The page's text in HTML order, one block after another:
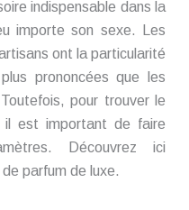
indispensable dans la
importe son sexe. Les
ont la particularité
prononcées que les
pour trouver le
il est important de faire
Découvrez ici
parfum de luxe.